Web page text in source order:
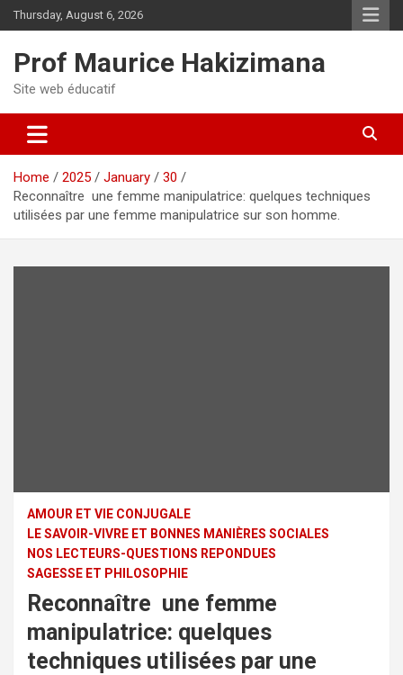
Skip
to
Thursday, August 6, 2026
Prof Maurice Hakizimana
Site web éducatif
Home 2025 January
30
Reconnaître une femme manipulatrice: quelques techniques
utilisées par une femme manipulatrice sur son homme.
AMOUR ET VIE CONJUGALE
LE SAVOIR-VIVRE ET BONNES MANIÈRES SOCIALES
NOS LECTEURS-QUESTIONS REPONDUES
SAGESSE ET PHILOSOPHIE
Reconnaître une femme
manipulatrice: quelques
techniques utilisées par une